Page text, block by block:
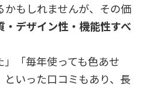
もしれませんが、その価
・デザイン性・機能性すべ
」「毎年使っても色あせ
いった口コミもあり、長